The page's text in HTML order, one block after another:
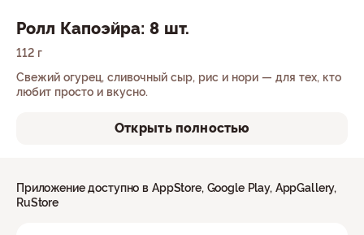
Ролл Капоэйра: 8 шт.
112 г
Свежий огурец, сливочный сыр, рис и нори — для тех, кто
любит просто и вкусно.
Открыть полностью
Приложение доступно в AppStore, Google Play, AppGallery,
RuStore